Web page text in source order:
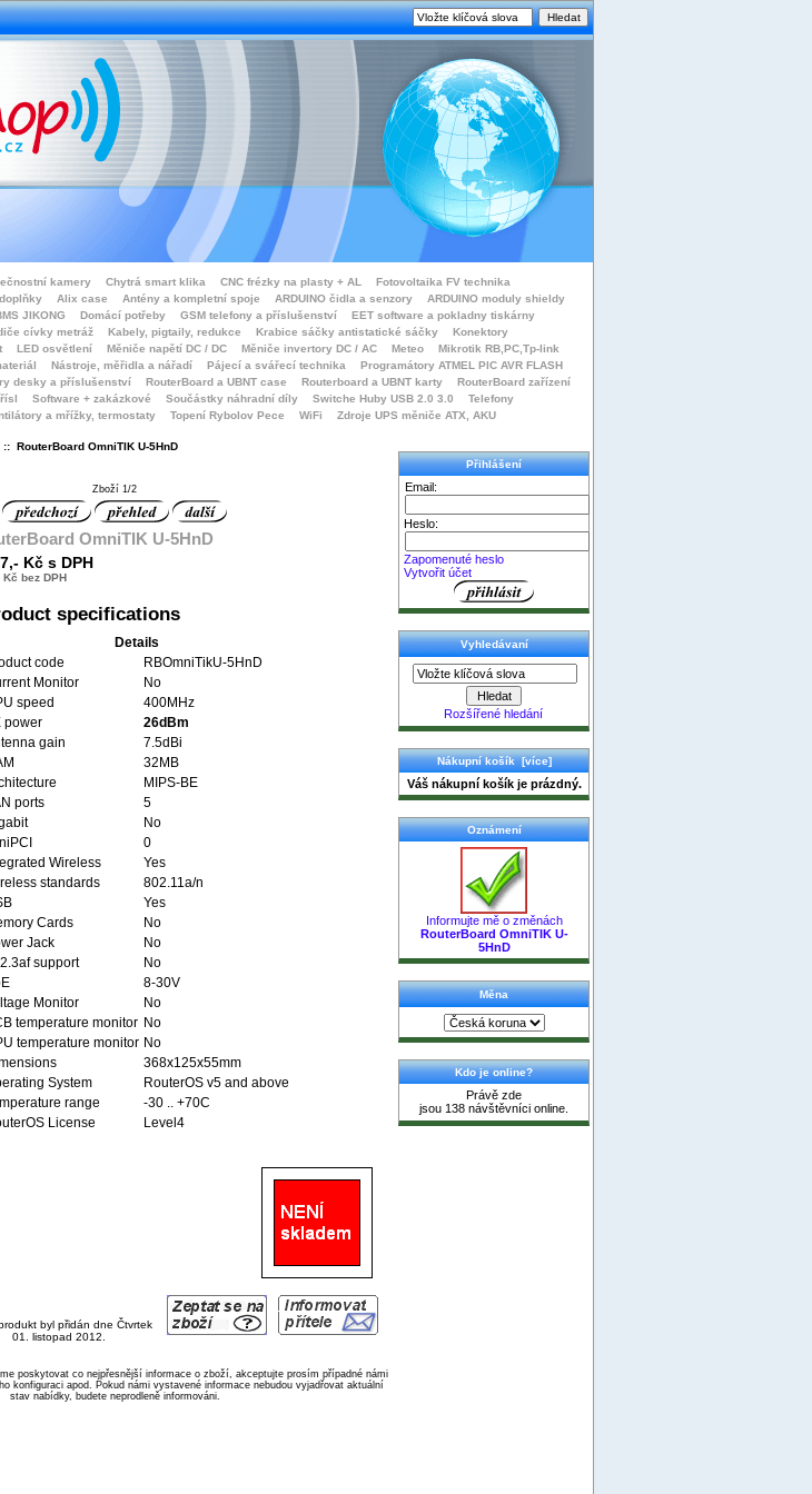
kamery Chytrá smart klika CNC frézky na plasty + AL
Fotovoltaika FV technika
Alix case Antény a kompletní spoje ARDUINO čidla a senzory
ARDUINO moduly shieldy
JIKONG Domácí potřeby GSM telefony a příslušenství
EET software a pokladny tiskárny
cívky metráž Kabely, pigtaily, redukce Krabice sáčky antistatické sáčky
Konektory
LED osvětlení Měniče napětí DC / DC Měniče invertory DC / AC Meteo
Mikrotik RB,PC,Tp-link
Nástroje, měřidla a nářadí Pájecí a svářecí technika
Programátory ATMEL PIC AVR FLASH
desky a příslušenství RouterBoard a UBNT case Routerboard a UBNT karty
RouterBoard zařízení
Software + zakázkové Součástky náhradní díly Switche Huby USB 2.0 3.0
Telefony
a mřížky, termostaty Topení Rybolov Pece WiFi Zdroje UPS měniče ATX, AKU
:: RouterBoard OmniTIK U-5HnD
Zboží 1/2
OmniTIK U-5HnD
Kč s DPH
Kč bez DPH
specifications
Details
code
RBOmniTikU-5HnD
Monitor
No
speed
400MHz
power
26dBm
gain
7.5dBi
32MB
MIPS-BE
ports
5
No
0
Wireless
Yes
standards
802.11a/n
Yes
Cards
No
Jack
No
support
No
8-30V
Monitor
No
temperature monitor No
temperature monitor No
368x125x55mm
System
RouterOS v5 and above
range
-30 .. +70C
License
Level4
byl přidán dne Čtvrtek
01. listopad 2012.
poskytovat co nejpřesnější informace o zboží, akceptujte prosím případné námi
konfiguraci apod. Pokud námi vystavené informace nebudou vyjadřovat aktuální
stav nabídky, budete neprodleně informováni.
Přihlášení
Email:
Heslo:
Zapomenuté heslo
Vytvořit účet
Vyhledávaní
Rozšířené hledání
Nákupní košík [více]
Váš nákupní košík je prázdný.
Oznámení
Informujte mě o změnách
RouterBoard OmniTIK U-
5HnD
Měna
Kdo je online?
Právě zde
jsou 138 návštěvníci online.